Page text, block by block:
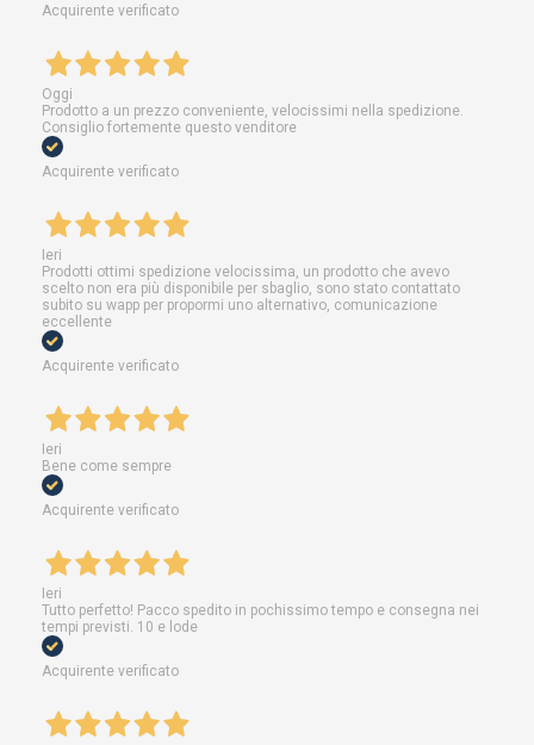
Acquirente verificato
Oggi
Prodotto a un prezzo conveniente, velocissimi nella spedizione.
Consiglio fortemente questo venditore
Acquirente verificato
Ieri
Prodotti ottimi spedizione velocissima, un prodotto che avevo
scelto non era più disponibile per sbaglio, sono stato contattato
subito su wapp per propormi uno alternativo, comunicazione
eccellente
Acquirente verificato
Ieri
Bene come sempre
Acquirente verificato
Ieri
Tutto perfetto! Pacco spedito in pochissimo tempo e consegna nei
tempi previsti. 10 e lode
Acquirente verificato